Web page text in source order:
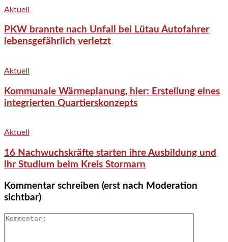
Aktuell
PKW brannte nach Unfall bei Lütau Autofahrer
lebensgefährlich verletzt
Aktuell
Kommunale Wärmeplanung, hier: Erstellung eines
integrierten Quartierskonzepts
Aktuell
16 Nachwuchskräfte starten ihre Ausbildung und
ihr Studium beim Kreis Stormarn
Kommentar schreiben (erst nach Moderation
sichtbar)